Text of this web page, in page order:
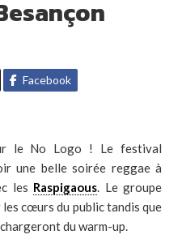
Facebook
le No Logo ! Le festival
une belle soirée reggae à
les Raspigaous. Le groupe
cœurs du public tandis que
du warm-up.